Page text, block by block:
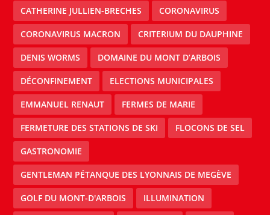
CATHERINE JULLIEN-BRECHES CORONAVIRUS
CORONAVIRUS MACRON CRITERIUM DU DAUPHINE
DENIS WORMS DOMAINE DU MONT D’ARBOIS
DÉCONFINEMENT ELECTIONS MUNICIPALES
EMMANUEL RENAUT FERMES DE MARIE
FERMETURE DES STATIONS DE SKI FLOCONS DE SEL
GASTRONOMIE
GENTLEMAN PÉTANQUE DES LYONNAIS DE MEGÈVE
GOLF DU MONT-D'ARBOIS ILLUMINATION